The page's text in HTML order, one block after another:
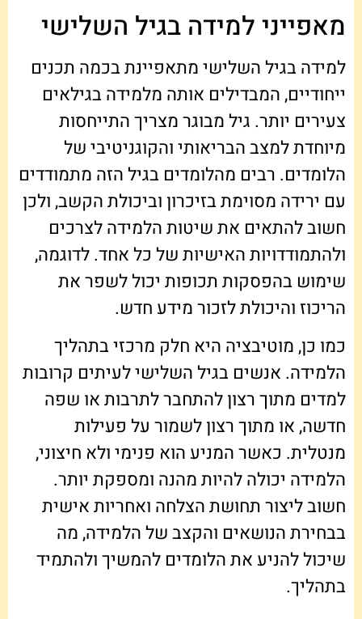
מאפייני למידה בגיל השלישי
למידה בגיל השלישי מתאפיינת בכמה תכנים
ייחודיים, המבדילים אותה מלמידה בגילאים
צעירים יותר. גיל מבוגר מצריך התייחסות
מיוחדת למצב הבריאותי והקוגניטיבי של
הלומדים. רבים מהלומדים בגיל הזה מתמודדים
עם ירידה מסוימת בזיכרון וביכולת הקשב, ולכן
חשוב להתאים את שיטות הלמידה לצרכים
ולהתמודדויות האישיות של כל אחד. לדוגמה,
שימוש בהפסקות תכופות יכול לשפר את
הריכוז והיכולת לזכור מידע חדש.
כמו כן, מוטיבציה היא חלק מרכזי בתהליך
הלמידה. אנשים בגיל השלישי לעיתים קרובות
למדים מתוך רצון להתחבר לתרבות או שפה
חדשה, או מתוך רצון לשמור על פעילות
מנטלית. כאשר המניע הוא פנימי ולא חיצוני,
הלמידה יכולה להיות מהנה ומספקת יותר.
חשוב ליצור תחושת הצלחה ואחריות אישית
בבחירת הנושאים והקצב של הלמידה, מה
שיכול להניע את הלומדים להמשיך ולהתמיד
בתהליך.